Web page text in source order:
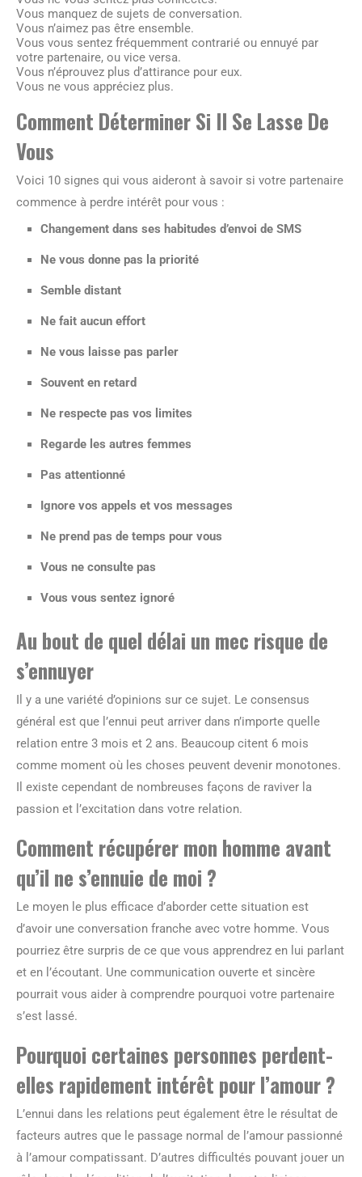
Vous manquez de sujets de conversation.
Vous n’aimez pas être ensemble.
Vous vous sentez fréquemment contrarié ou ennuyé par
votre partenaire, ou vice versa.
Vous n’éprouvez plus d’attirance pour eux.
Vous ne vous appréciez plus.
Comment Déterminer Si Il Se Lasse De
Vous
Voici 10 signes qui vous aideront à savoir si votre partenaire
commence à perdre intérêt pour vous :
Changement dans ses habitudes d’envoi de SMS
Ne vous donne pas la priorité
Semble distant
Ne fait aucun effort
Ne vous laisse pas parler
Souvent en retard
Ne respecte pas vos limites
Regarde les autres femmes
Pas attentionné
Ignore vos appels et vos messages
Ne prend pas de temps pour vous
Vous ne consulte pas
Vous vous sentez ignoré
Au bout de quel délai un mec risque de
s’ennuyer
Il y a une variété d’opinions sur ce sujet. Le consensus
général est que l’ennui peut arriver dans n’importe quelle
relation entre 3 mois et 2 ans. Beaucoup citent 6 mois
comme moment où les choses peuvent devenir monotones.
Il existe cependant de nombreuses façons de raviver la
passion et l’excitation dans votre relation.
Comment récupérer mon homme avant
qu’il ne s’ennuie de moi ?
Le moyen le plus efficace d’aborder cette situation est
d’avoir une conversation franche avec votre homme. Vous
pourriez être surpris de ce que vous apprendrez en lui parlant
et en l’écoutant. Une communication ouverte et sincère
pourrait vous aider à comprendre pourquoi votre partenaire
s’est lassé.
Pourquoi certaines personnes perdent-
elles rapidement intérêt pour l’amour ?
L’ennui dans les relations peut également être le résultat de
facteurs autres que le passage normal de l’amour passionné
à l’amour compatissant. D’autres difficultés pouvant jouer un